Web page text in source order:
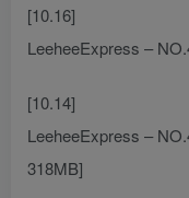
[10.16]
LeeheeExpress –
[10.14]
LeeheeExpress –
318MB]